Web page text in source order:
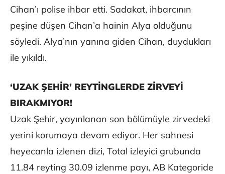
Cihan’ı polise ihbar etti. Sadakat, ihbarcının
peşine düşen Cihan’a hainin Alya olduğunu
söyledi. Alya’nın yanına giden Cihan, duydukları
ile yıkıldı.
‘UZAK ŞEHİR’ REYTİNGLERDE ZİRVEYİ
BIRAKMIYOR!
Uzak Şehir, yayınlanan son bölümüyle zirvedeki
yerini korumaya devam ediyor. Her sahnesi
heyecanla izlenen dizi, Total izleyici grubunda
11.84 reyting 30.09 izlenme payı, AB Kategoride